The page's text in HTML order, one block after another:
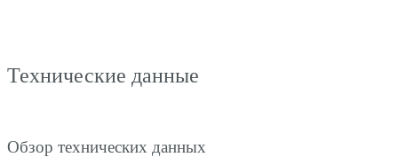
Технические данные
Обзор технических данных